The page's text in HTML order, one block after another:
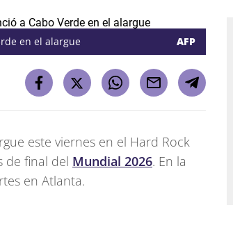
en el alargue AFP
este viernes en el Hard Rock
de final del Mundial 2026. En la
en Atlanta.